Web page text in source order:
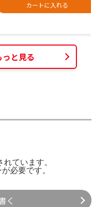
カートに入れる
と見る
ています。
が必要です。
く